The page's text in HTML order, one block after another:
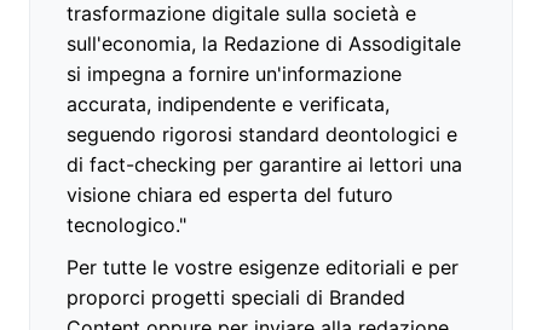
trasformazione digitale sulla società e
sull'economia, la Redazione di Assodigitale
si impegna a fornire un'informazione
accurata, indipendente e verificata,
seguendo rigorosi standard deontologici e
di fact-checking per garantire ai lettori una
visione chiara ed esperta del futuro
tecnologico."
Per tutte le vostre esigenze editoriali e per
proporci progetti speciali di Branded